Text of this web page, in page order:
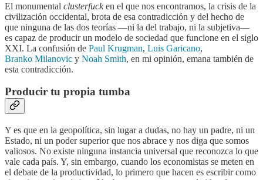
El monumental clusterfucken el que nos encontramos, la crisis de la
civilización occidental, brota de esa contradicción y del hecho de
que ninguna de las dos teorías —ni la del trabajo, ni la subjetiva—
es capaz de producir un modelo de sociedad que funcione en el siglo
XXI. La confusión de Paul Krugman, Luis Garicano,
Branko Milanovic y Noah Smith, en mi opinión, emana también de
esta contradicción.
Producir tu propia tumba
Y es que en la geopolítica, sin lugar a dudas, no hay un padre, ni un
Estado, ni un poder superior que nos abrace y nos diga que somos
valiosos. No existe ninguna instancia universal que reconozca lo que
vale cada país. Y, sin embargo, cuando los economistas se meten en
el debate de la productividad, lo primero que hacen es escribir como